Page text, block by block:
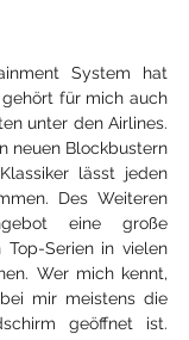
System hat
für mich auch
unter den Airlines.
neuen Blockbustern
lässt jeden
Des Weiteren
eine große
Serien in vielen
Wer mich kennt,
mir meistens die
geöffnet ist.